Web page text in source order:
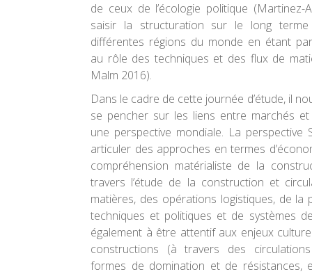
de ceux de l’écologie politique (Martinez-
saisir la structuration sur le long
différentes régions du monde en étant
au rôle des techniques et des flux de
Malm 2016).
Dans le cadre de cette journée d’étude, il
se pencher sur les liens entre marchés
une perspective mondiale. La perspective
articuler des approches en termes
compréhension matérialiste de la
travers l’étude de la construction et
matières, des opérations logistiques, de la
techniques et politiques et de systèmes
également à être attentif aux enjeux
constructions (à travers des
formes de domination et de résistances,